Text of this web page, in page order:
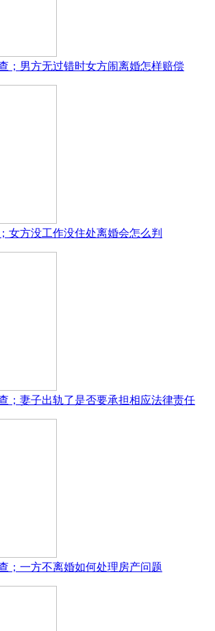
；男方无过错时女方闹离婚怎样赔偿
女方没工作没住处离婚会怎么判
；妻子出轨了是否要承担相应法律责任
；一方不离婚如何处理房产问题